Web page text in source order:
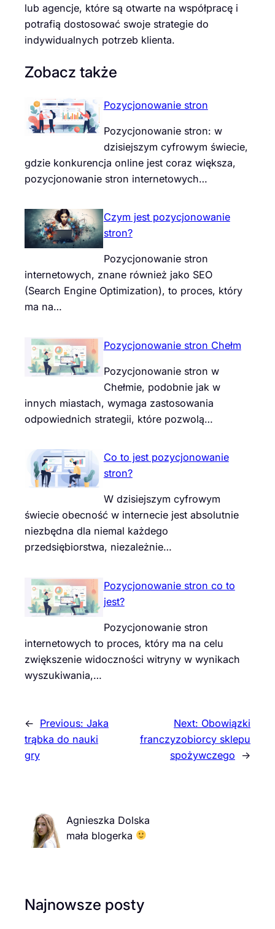
lub agencje, które są otwarte na współpracę i
potrafią dostosować swoje strategie do
indywidualnych potrzeb klienta.
Zobacz także
Pozycjonowanie stron
Pozycjonowanie stron: w
dzisiejszym cyfrowym świecie,
gdzie konkurencja online jest coraz większa,
pozycjonowanie stron internetowych…
Czym jest pozycjonowanie
stron?
Pozycjonowanie stron
internetowych, znane również jako SEO
(Search Engine Optimization), to proces, który
ma na…
Pozycjonowanie stron Chełm
Pozycjonowanie stron w
Chełmie, podobnie jak w
innych miastach, wymaga zastosowania
odpowiednich strategii, które pozwolą…
Co to jest pozycjonowanie
stron?
W dzisiejszym cyfrowym
świecie obecność w internecie jest absolutnie
niezbędna dla niemal każdego
przedsiębiorstwa, niezależnie…
Pozycjonowanie stron co to
jest?
Pozycjonowanie stron
internetowych to proces, który ma na celu
zwiększenie widoczności witryny w wynikach
wyszukiwania,…
← Previous: Jaka
trąbka do nauki
gry
Next: Obowiązki
franczyzobiorcy sklepu
spożywczego
→
Agnieszka Dolska
mała blogerka
Najnowsze posty